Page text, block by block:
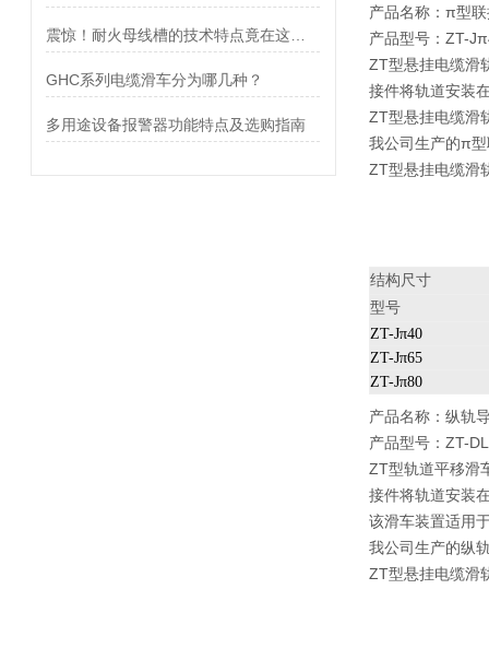
GHC系列电缆滑车分为哪几种？
多用途设备报警器功能特点及选购指南
产品名称： π型联
产品型号：ZT-
ZT型悬挂电缆滑
接件将轨道安装
ZT型悬挂电缆滑
我公司生产的π
ZT型悬挂电缆滑
结构尺寸
型号
ZT-Jπ40
ZT-Jπ65
ZT-Jπ80
产品名称： 纵轨
产品型号：ZT-
ZT型轨道平移滑
接件将轨道安装
该滑车装置适用
我公司生产的纵
ZT型悬挂电缆滑